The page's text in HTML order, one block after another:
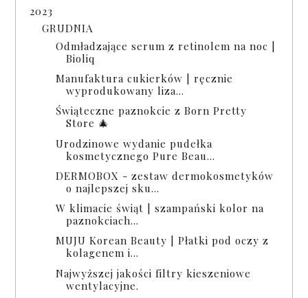
2023
GRUDNIA
Odmładzające serum z retinolem na noc |
Bioliq
Manufaktura cukierków | ręcznie
wyprodukowany liza...
Świąteczne paznokcie z Born Pretty
Store 🎄
Urodzinowe wydanie pudełka
kosmetycznego Pure Beau...
DERMOBOX - zestaw dermokosmetyków
o najlepszej sku...
W klimacie świąt | szampański kolor na
paznokciach...
MUJU Korean Beauty | Płatki pod oczy z
kolagenem i...
Najwyższej jakości filtry kieszeniowe
wentylacyjne.